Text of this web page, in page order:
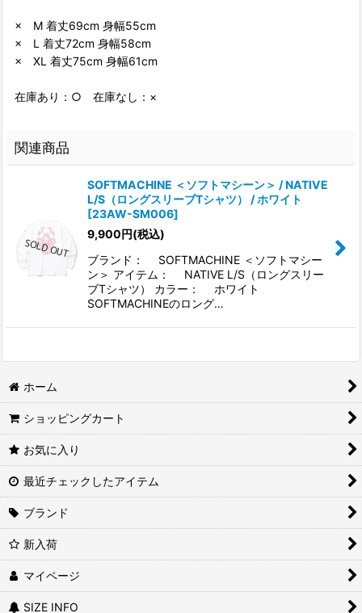
× M 着丈69cm 身幅55cm
× L 着丈72cm 身幅58cm
× XL 着丈75cm 身幅61cm
在庫あり：○ 在庫なし：×
関連商品
SOFTMACHINE ＜ソフトマシーン＞ / NATIVE
L/S（ロングスリーブTシャツ） / ホワイト
[23AW-SM006]
9,900円(税込)
ブランド： SOFTMACHINE ＜ソフトマシー
ン＞ アイテム： NATIVE L/S（ロングスリー
ブTシャツ） カラー： ホワイト
SOFTMACHINEのロング…
ホーム
ショッピングカート
お気に入り
最近チェックしたアイテム
ブランド
新入荷
マイページ
SIZE INFO